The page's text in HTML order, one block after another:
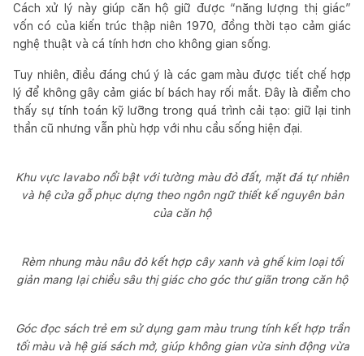
Cách xử lý này giúp căn hộ giữ được “năng lượng thị giác”
vốn có của kiến trúc thập niên 1970, đồng thời tạo cảm giác
nghệ thuật và cá tính hơn cho không gian sống.
Tuy nhiên, điều đáng chú ý là các gam màu được tiết chế hợp
lý để không gây cảm giác bí bách hay rối mắt. Đây là điểm cho
thấy sự tính toán kỹ lưỡng trong quá trình cải tạo: giữ lại tinh
thần cũ nhưng vẫn phù hợp với nhu cầu sống hiện đại.
Khu vực lavabo nổi bật với tường màu đỏ đất, mặt đá tự nhiên
và hệ cửa gỗ phục dựng theo ngôn ngữ thiết kế nguyên bản
của căn hộ
Rèm nhung màu nâu đỏ kết hợp cây xanh và ghế kim loại tối
giản mang lại chiều sâu thị giác cho góc thư giãn trong căn hộ
Góc đọc sách trẻ em sử dụng gam màu trung tính kết hợp trần
tối màu và hệ giá sách mở, giúp không gian vừa sinh động vừa